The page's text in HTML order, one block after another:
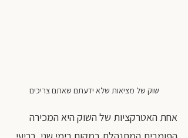
שוק של מציאות שלא ידעתם שאתם צריכים
אחת האטרקציות של השוק היא המכירה